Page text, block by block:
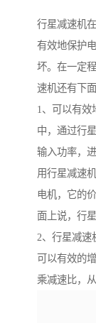
行星减速机
有效地保护
坏。在一定
速机还有下
1、可以有效
中，通过行
输入功率，
用行星减速
电机，它的
面上说，行
2、行星减速
可以有效的
乘减速比，